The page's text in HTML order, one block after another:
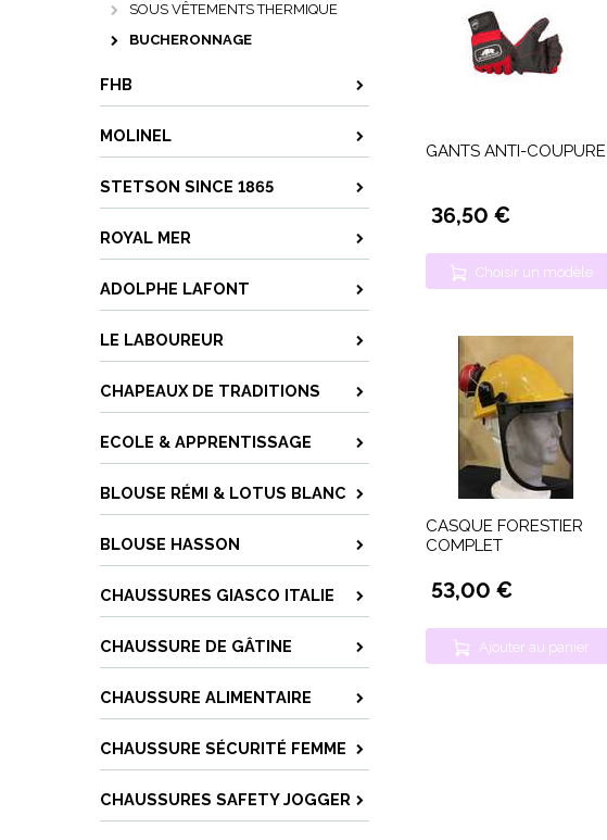
SOUS VÊTEMENTS THERMIQUE
BUCHERONNAGE
FHB
MOLINEL
STETSON SINCE 1865
ROYAL MER
ADOLPHE LAFONT
LE LABOUREUR
CHAPEAUX DE TRADITIONS
ECOLE & APPRENTISSAGE
BLOUSE RÉMI & LOTUS BLANC
BLOUSE HASSON
CHAUSSURES GIASCO ITALIE
CHAUSSURE DE GÂTINE
CHAUSSURE ALIMENTAIRE
CHAUSSURE SÉCURITÉ FEMME
CHAUSSURES SAFETY JOGGER
GANTS ANTI-COUPURE
36,50 €
Choisir un modèle
CASQUE FORESTIER
COMPLET
53,00 €
Ajouter au panier